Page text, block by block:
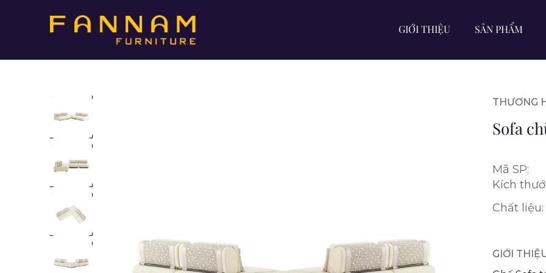
GIỚI THIỆU SẢN PHẨM
THƯƠNG
Sofa
Mã SP:
Kích
Chất liệu:
GIỚI